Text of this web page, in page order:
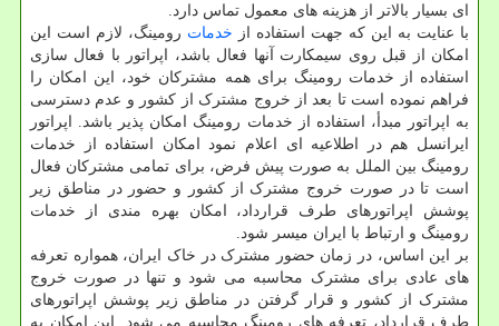
ای بسیار بالاتر از هزینه های معمول تماس دارد.
با عنایت به این که جهت استفاده از خدمات رومینگ، لازم است این
امکان از قبل روی سیمکارت آنها فعال باشد، اپراتور با فعال سازی
استفاده از خدمات رومینگ برای همه مشترکان خود، این امکان را
فراهم نموده است تا بعد از خروج مشترک از کشور و عدم دسترسی
به اپراتور مبدأ، استفاده از خدمات رومینگ امکان پذیر باشد. اپراتور
ایرانسل هم در اطلاعیه ای اعلام نمود امکان استفاده از خدمات
رومینگ بین الملل به صورت پیش فرض، برای تمامی مشترکان فعال
است تا در صورت خروج مشترک از کشور و حضور در مناطق زیر
پوشش اپراتورهای طرف قرارداد، امکان بهره مندی از خدمات
رومینگ و ارتباط با ایران میسر شود.
بر این اساس، در زمان حضور مشترک در خاک ایران، همواره تعرفه
های عادی برای مشترک محاسبه می شود و تنها در صورت خروج
مشترک از کشور و قرار گرفتن در مناطق زیر پوشش اپراتورهای
طرف قرارداد، تعرفه های رومینگ محاسبه می شود. این امکان به